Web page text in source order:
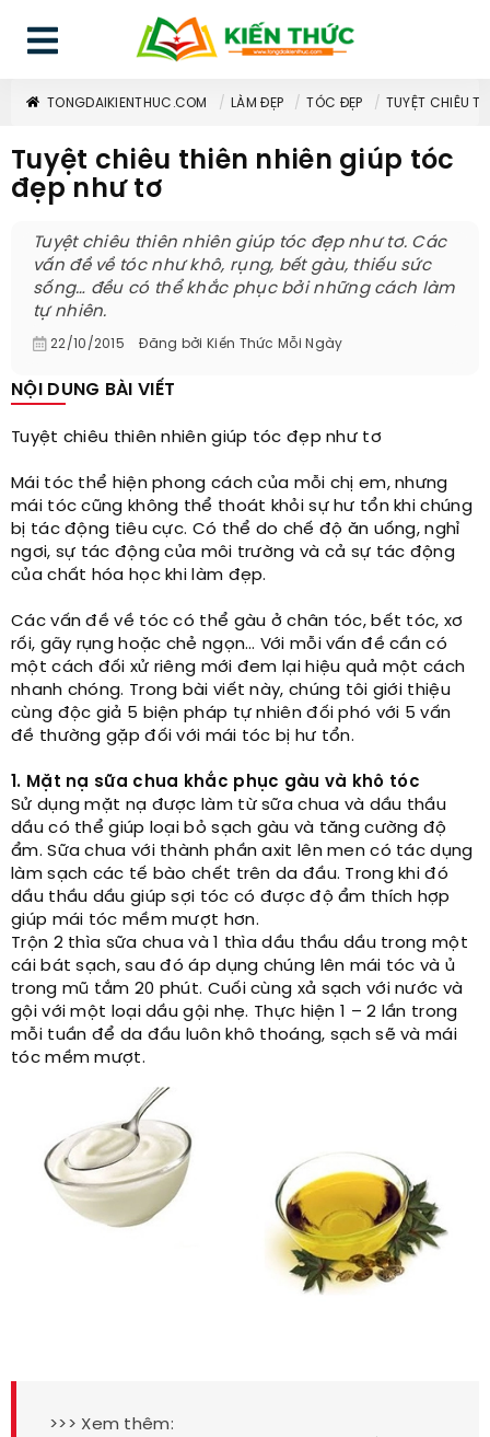
TONGDAIKIENTHUC.COM LÀM ĐẸP TÓC ĐẸP TUYỆT CHIÊU
Tuyệt chiêu thiên nhiên giúp tóc
đẹp như tơ
Tuyệt chiêu thiên nhiên giúp tóc đẹp như tơ. Các
vấn đề về tóc như khô, rụng, bết gàu, thiếu sức
sống… đều có thể khắc phục bởi những cách làm
tự nhiên.
22/10/2015 Đăng bởi Kiến Thức Mỗi Ngày
NỘI DUNG BÀI VIẾT
Tuyệt chiêu thiên nhiên giúp tóc đẹp như tơ
Mái tóc thể hiện phong cách của mỗi chị em, nhưng
mái tóc cũng không thể thoát khỏi sự hư tổn khi chúng
bị tác động tiêu cực. Có thể do chế độ ăn uống, nghỉ
ngơi, sự tác động của môi trường và cả sự tác động
của chất hóa học khi làm đẹp.
Các vấn đề về tóc có thể gàu ở chân tóc, bết tóc, xơ
rối, gãy rụng hoặc chẻ ngọn… Với mỗi vấn đề cần có
một cách đối xử riêng mới đem lại hiệu quả một cách
nhanh chóng. Trong bài viết này, chúng tôi giới thiệu
cùng độc giả 5 biện pháp tự nhiên đối phó với 5 vấn
đề thường gặp đối với mái tóc bị hư tổn.
1. Mặt nạ sữa chua khắc phục gàu và khô tóc
Sử dụng mặt nạ được làm từ sữa chua và dầu thầu
dầu có thể giúp loại bỏ sạch gàu và tăng cường độ
ẩm. Sữa chua với thành phần axit lên men có tác dụng
làm sạch các tế bào chết trên da đầu. Trong khi đó
dầu thầu dầu giúp sợi tóc có được độ ẩm thích hợp
giúp mái tóc mềm mượt hơn.
Trộn 2 thìa sữa chua và 1 thìa dầu thầu dầu trong một
cái bát sạch, sau đó áp dụng chúng lên mái tóc và ủ
trong mũ tắm 20 phút. Cuối cùng xả sạch với nước và
gội với một loại dầu gội nhẹ. Thực hiện 1 – 2 lần trong
mỗi tuần để da đầu luôn khô thoáng, sạch sẽ và mái
tóc mềm mượt.
>>> Xem thêm: